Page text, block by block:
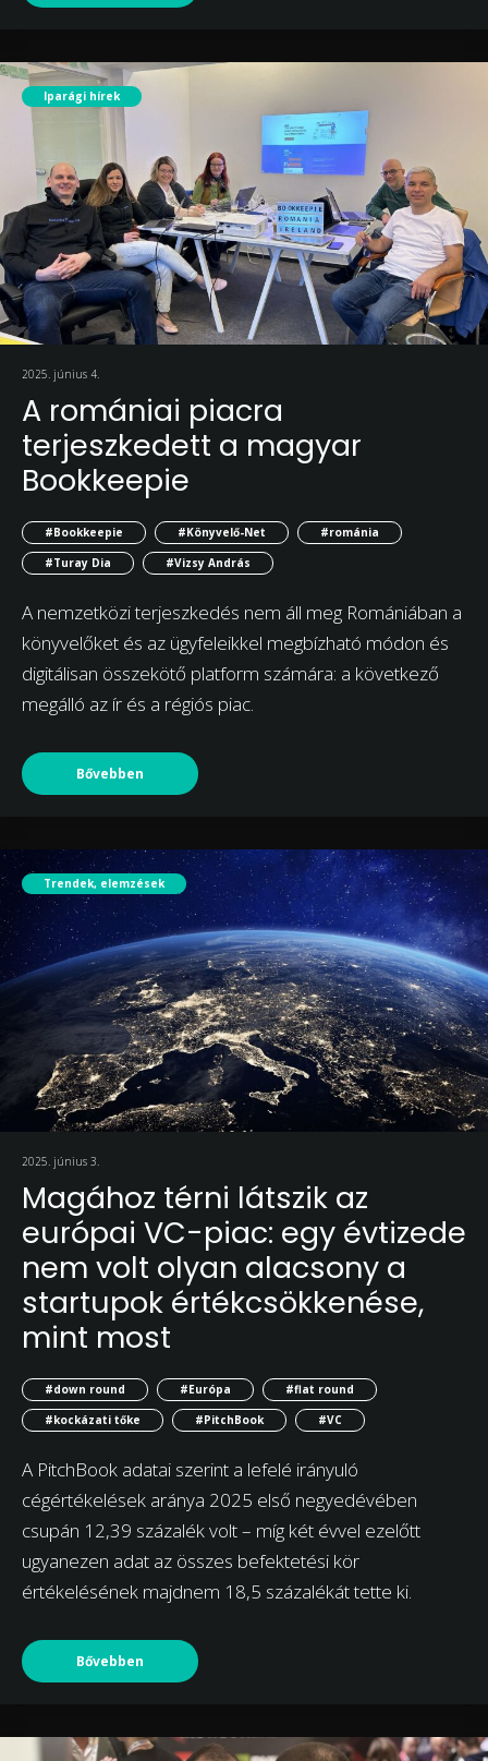
Iparági hírek
2025. június 4.
A romániai piacra
terjeszkedett a magyar
Bookkeepie
#Bookkeepie #Könyvelő-Net
#románia
#Turay Dia
#Vizsy András
A nemzetközi terjeszkedés nem áll meg Romániában a
könyvelőket és az ügyfeleikkel megbízható módon és
digitálisan összekötő platform számára: a következő
megálló az ír és a régiós piac.
Bővebben
Trendek, elemzések
2025. június 3.
Magához térni látszik az
európai VC-piac: egy évtizede
nem volt olyan alacsony a
startupok értékcsökkenése,
mint most
#down round #Európa
#flat round
#kockázati tőke
#PitchBook #VC
A PitchBook adatai szerint a lefelé irányuló
cégértékelések aránya 2025 első negyedévében
csupán 12,39 százalék volt – míg két évvel ezelőtt
ugyanezen adat az összes befektetési kör
értékelésének majdnem 18,5 százalékát tette ki.
Bővebben